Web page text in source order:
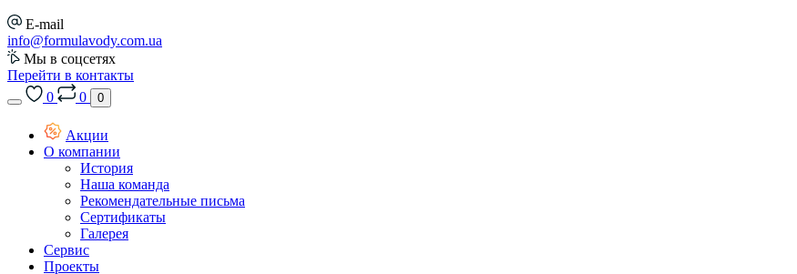
E-mail
info@formulavody.com.ua
Мы в соцсетях
Перейти в контакты
0
0 0
Акции
О компании
История
Наша команда
Рекомендательные письма
Сертификаты
Галерея
Сервис
Проекты